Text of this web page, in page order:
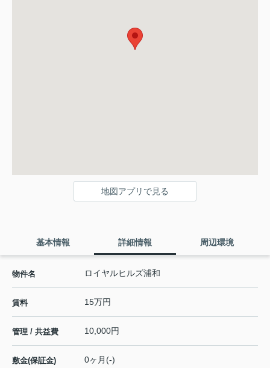
地図アプリで見る
基本情報 詳細情報 周辺環境
物件名 ロイヤルヒルズ浦和
賃料 15万円
管理 / 共益費 10,000円
敷金(保証金) 0ヶ月(-)